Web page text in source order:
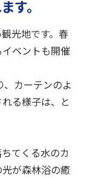
す。
光地です。春
ベントも開催
カーテンのよ
る様子は、と
てくる水のカ
が森林浴の癒